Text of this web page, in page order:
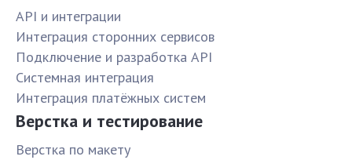
API и интеграции
Интеграция сторонних сервисов
Подключение и разработка API
Системная интеграция
Интеграция платёжных систем
Верстка и тестирование
Верстка по макету